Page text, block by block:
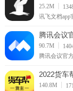
25.2M
讯飞文档
类似，都可
腾讯会议
90.7M
腾讯会议官
你带来最棒
2022货车
140.8M